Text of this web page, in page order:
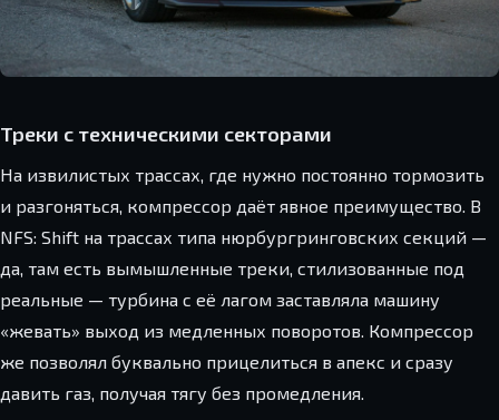
Треки с техническими секторами
На извилистых трассах, где нужно постоянно тормозить
и разгоняться, компрессор даёт явное преимущество. В
NFS: Shift на трассах типа нюрбургринговских секций —
да, там есть вымышленные треки, стилизованные под
реальные — турбина с её лагом заставляла машину
«жевать» выход из медленных поворотов. Компрессор
же позволял буквально прицелиться в апекс и сразу
давить газ, получая тягу без промедления.